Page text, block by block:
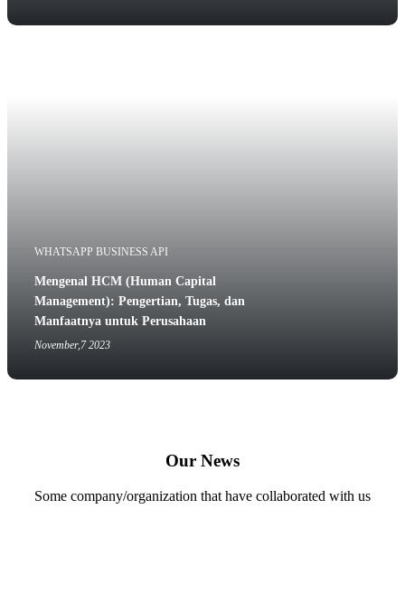
WHATSAPP BUSINESS API
Mengenal HCM (Human Capital
Management): Pengertian, Tugas, dan
Manfaatnya untuk Perusahaan
November,7 2023
Our News
Some company/organization that have collaborated with us